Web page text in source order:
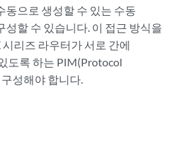
동으로 생성할 수 있는 수동
할 수 있습니다. 이 접근 방식을
리즈 라우터가 서로 간에
도록 하는 PIM(Protocol
성해야 합니다.